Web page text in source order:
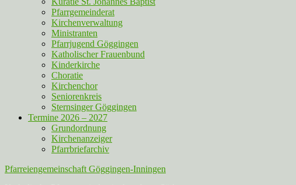
Pfarrgemeinderat
Kirchenverwaltung
Ministranten
Pfarrjugend Göggingen
Katholischer Frauenbund
Kinderkirche
Choratie
Kirchenchor
Seniorenkreis
Sternsinger Göggingen
Termine 2026 – 2027
Grundordnung
Kirchenanzeiger
Pfarrbriefarchiv
Pfarreiengemeinschaft Göggingen-Inningen